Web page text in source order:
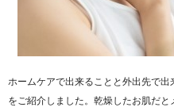
ホームケアで出来ることと外出先で
をご紹介しました。乾燥したお肌だ